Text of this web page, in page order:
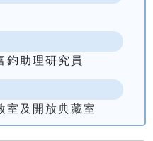
鈞助理研究員
室及開放典藏室